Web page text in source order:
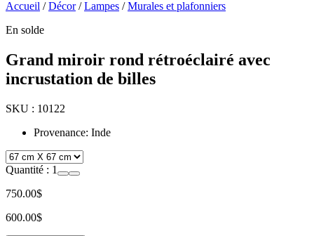
Accueil /Décor/Lampes /Murales et plafonniers
En solde
Grand miroir rond rétroéclairé avec
incrustation de billes
SKU : 10122
Provenance: Inde
Quantité : 1
750.00$
600.00$